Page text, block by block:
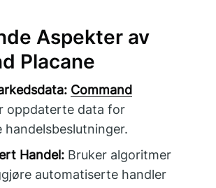
Aspekter av
Placane
Command
oppdaterte data for
Handel: Bruker algoritmer
automatiserte handler